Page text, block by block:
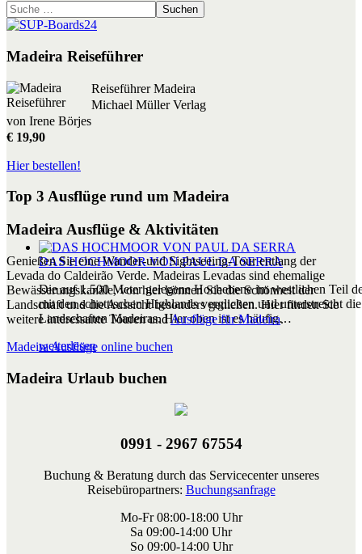
DAS HOCHMOOR VON PAUL DA SERRA
Die auf 1.500 Meter gelegene Hochebene im westlichen Teil
mit den schottischen Highlands verglichen und unterstreicht
Landschaften Madeiras. Hier oben ist es häufig…
weiterlesen
Suchen
Madeira Reiseführer
Reiseführer Madeira
Michael Müller Verlag
von Irene Börjes
€ 19,90
Hier bestellen!
Top 3 Ausflüge rund um Madeira
Madeira Ausflüge & Aktivitäten
Genießen Sie eine Wander-und Sightseeing-Tour entlang der
Levada do Caldeirão Verde. Madeiras Levadas sind ehemalige
Bewässerungskanäle, von hier können Sie die Schönheit der
Landschaft und die Aussicht besonders genießen. Hier finden Sie
weitere interessante Touren undAusflüge für Madeira.
Madeira Ausflüge online buchen
Madeira Urlaub buchen
0991 - 2967 67554
Buchung & Beratung durch das Servicecenter unseres
Reisebüropartners: Buchungsanfrage
Mo-Fr 08:00-18:00 Uhr
Sa 09:00-14:00 Uhr
So 09:00-14:00 Uhr